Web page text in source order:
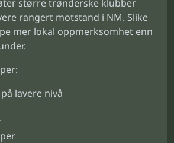
større trønderske klubber
rangert motstand i NM. Slike
mer lokal oppmerksomhet enn
lavere nivå